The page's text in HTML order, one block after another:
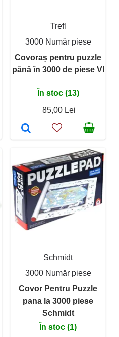
Trefl
3000 Număr piese
Covoraș pentru puzzle
până în 3000 de piese VI
În stoc (13)
85,00 Lei
Schmidt
3000 Număr piese
Covor Pentru Puzzle
pana la 3000 piese
Schmidt
În stoc (1)